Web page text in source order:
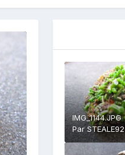
IMG_1144.JPG
ParSTEALE92